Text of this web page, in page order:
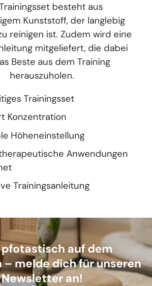
besteht aus
Kunststoff, der langlebig
reinigen ist. Zudem wird eine
mitgeliefert, die dabei
Beste aus dem Training
herauszuholen.
Trainingsset
Konzentration
Höheneinstellung
Anwendungen
Trainingsanleitung
auf dem
– melde dich für unseren
Newsletter an!